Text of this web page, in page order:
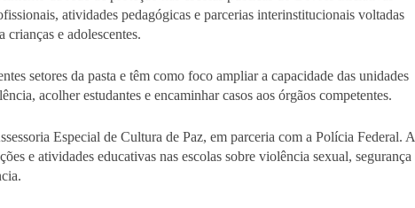
atividades pedagógicas e parcerias interinstitucionais voltadas
e adolescentes.
setores da pasta e têm como foco ampliar a capacidade das unidades
acolher estudantes e encaminhar casos aos órgãos competentes.
Especial de Cultura de Paz, em parceria com a Polícia Federal. A
e atividades educativas nas escolas sobre violência sexual, segurança